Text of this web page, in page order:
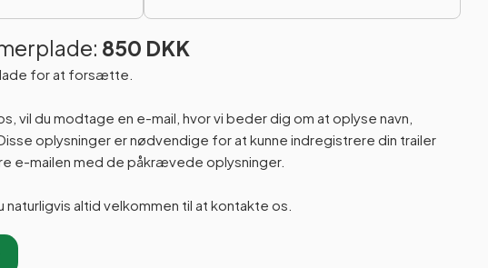
850 DKK
for at forsætte.
vil du modtage en e-mail, hvor vi beder dig om at oplyse navn,
oplysninger er nødvendige for at kunne indregistrere din trailer
e-mailen med de påkrævede oplysninger.
naturligvis altid velkommen til at kontakte os.